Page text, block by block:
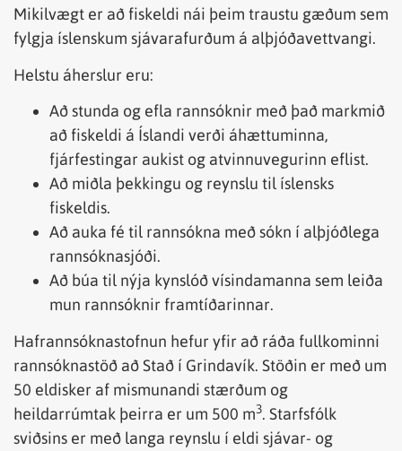
Mikilvægt er að fiskeldi nái þeim traustu gæðum sem
fylgja íslenskum sjávarafurðum á alþjóðavettvangi.
Helstu áherslur eru:
Að stunda og efla rannsóknir með það markmið
að fiskeldi á Íslandi verði áhættuminna,
fjárfestingar aukist og atvinnuvegurinn eflist.
Að miðla þekkingu og reynslu til íslensks
fiskeldis.
Að auka fé til rannsókna með sókn í alþjóðlega
rannsóknasjóði.
Að búa til nýja kynslóð vísindamanna sem leiða
mun rannsóknir framtíðarinnar.
Hafrannsóknastofnun hefur yfir að ráða fullkominni
rannsóknastöð að Stað í Grindavík. Stöðin er með um
50 eldisker af mismunandi stærðum og
heildarrúmtak þeirra er um 500 m3. Starfsfólk
sviðsins er með langa reynslu í eldi sjávar- og